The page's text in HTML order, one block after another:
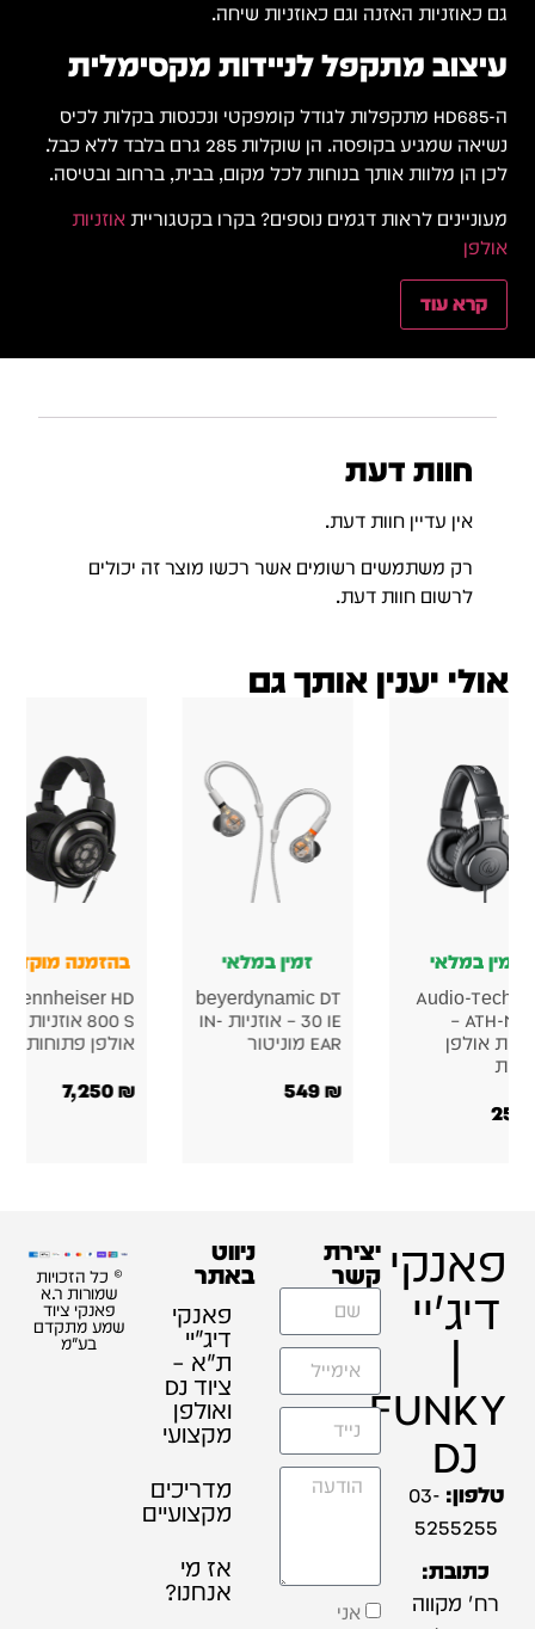
גם כאוזניות האזנה וגם כאוזניות שיחה.
עיצוב מתקפל לניידות מקסימלית
ה-HD685 מתקפלות לגודל קומפקטי ונכנסות בקלות לכיס
נשיאה שמגיע בקופסה. הן שוקלות 285 גרם בלבד ללא כבל.
לכן הן מלוות אותך בנוחות לכל מקום, בבית, ברחוב ובטיסה.
מעוניינים לראות דגמים נוספים? בקרו בקטגורייתאוזניות
אולפן
קרא עוד
חוות דעת
אין עדיין חוות דעת.
רק משתמשים רשומים אשר רכשו מוצר זה יכולים
לרשום חוות דעת.
אולי יענין אותך גם
זמין במלאי
Audio-
ATH-M20x –
אולפן
זמין במלאי
beyerdynamic DT
30 IE – אוזניות IN-
EAR מוניטור
₪
549
בהזמנה מוקדמת
Sennheiser HD
800 S אוזניות
אולפן פתוחות
₪
7,250
פאנקי
דיג'יי
|
FUNKY
DJ
טלפון: 03-
5255255
כתובת:
רח' מקווה
יצירת
קשר
אני
ניווט
באתר
פאנקי
דיג׳יי
ת"א –
ציוד DJ
ואולפן
מקצועי
מדריכים
מקצועיים
אז מי
אנחנו?
© כל הזכויות
שמורות ר.א
פאנקי ציוד
שמע מתקדם
בע"מ